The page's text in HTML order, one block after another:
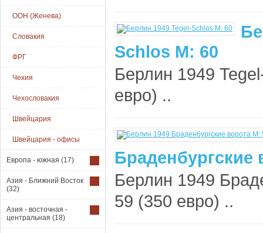
ООН (Женева)
Словакия
ФРГ
Чехия
Чехословакия
Швейцария
Швейцария - офисы
Европа - южная (17)
Азия - Ближний Восток
(32)
Азия - восточная -
центральная (18)
Schlos М: 60
Берлин 1949
евро) ..
Браденбургские
Берлин 1949
59 (350 евро) ..